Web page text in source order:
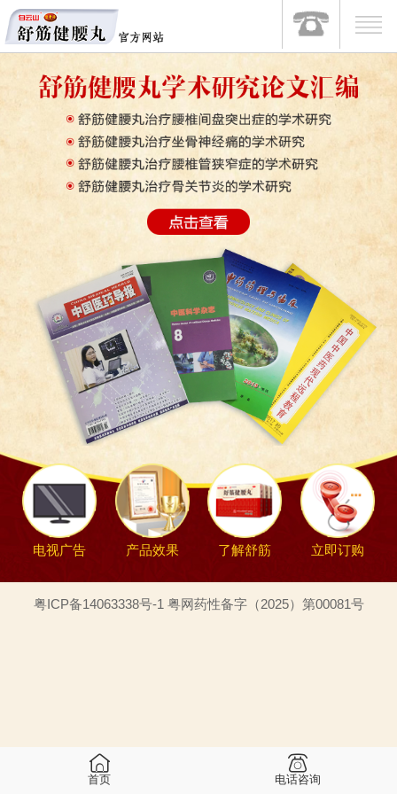
电视广告 产品效果 了解舒筋 立即订购
粤ICP备14063338号-1 粤网药性备字（2025）第00081号
首页 电话咨询